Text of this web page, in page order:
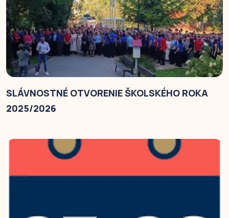
SLÁVNOSTNÉ OTVORENIE ŠKOLSKÉHO ROKA
2025/2026